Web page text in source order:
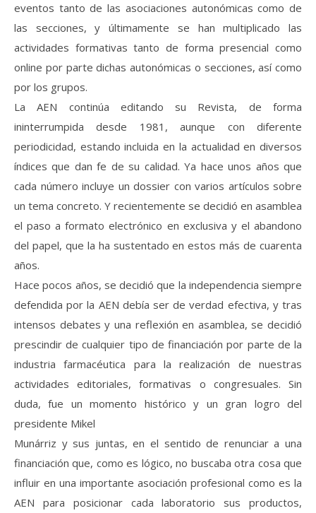
eventos tanto de las asociaciones autonómicas como de
las secciones, y últimamente se han multiplicado las
actividades formativas tanto de forma presencial como
online por parte dichas autonómicas o secciones, así como
por los grupos.
La AEN continúa editando su Revista, de forma
ininterrumpida desde 1981, aunque con diferente
periodicidad, estando incluida en la actualidad en diversos
índices que dan fe de su calidad. Ya hace unos años que
cada número incluye un dossier con varios artículos sobre
un tema concreto. Y recientemente se decidió en asamblea
el paso a formato electrónico en exclusiva y el abandono
del papel, que la ha sustentado en estos más de cuarenta
años.
Hace pocos años, se decidió que la independencia siempre
defendida por la AEN debía ser de verdad efectiva, y tras
intensos debates y una reflexión en asamblea, se decidió
prescindir de cualquier tipo de financiación por parte de la
industria farmacéutica para la realización de nuestras
actividades editoriales, formativas o congresuales. Sin
duda, fue un momento histórico y un gran logro del
presidente Mikel
Munárriz y sus juntas, en el sentido de renunciar a una
financiación que, como es lógico, no buscaba otra cosa que
influir en una importante asociación profesional como es la
AEN para posicionar cada laboratorio sus productos,